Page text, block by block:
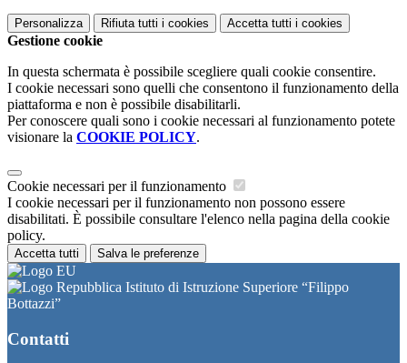
Personalizza Rifiuta tutti i cookies Accetta tutti i cookies
Gestione cookie
In questa schermata è possibile scegliere quali cookie consentire.
I cookie necessari sono quelli che consentono il funzionamento della
piattaforma e non è possibile disabilitarli.
Per conoscere quali sono i cookie necessari al funzionamento potete
visionare la COOKIE POLICY.
Cookie necessari per il funzionamento
I cookie necessari per il funzionamento non possono essere
disabilitati. È possibile consultare l'elenco nella pagina della cookie
policy.
Accetta tutti Salva le preferenze
Istituto di Istruzione Superiore “Filippo
Bottazzi”
Contatti